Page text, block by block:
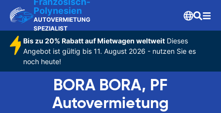
Polynesien
AUTOVERMIETUNG
SPEZIALIST
Bis zu 20% Rabatt auf Mietwagen weltweitDieses
Angebot ist gültig bis 11. August 2026 - nutzen Sie es
noch heute!
BORA BORA, PF
Autovermietung